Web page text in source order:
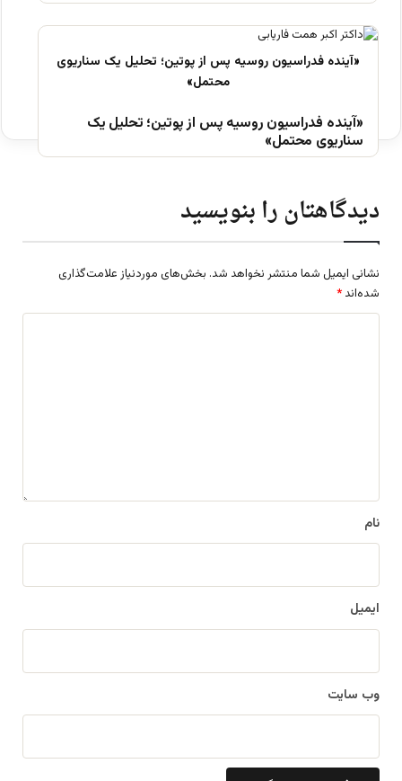
«آینده فدراسیون روسیه پس از پوتین؛ تحلیل یک
سناریوی محتمل»
دیدگاهتان را بنویسید
نشانی ایمیل شما منتشر نخواهد شد. بخش‌های موردنیاز علامت‌گذاری
شده‌اند *
نام
ایمیل
وب‌ سایت